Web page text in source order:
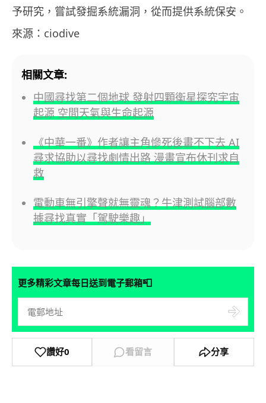
予研究，嘗試發掘系統漏洞，從而提供系統保安。
來源：ciodive
相關文章:
中國尋找第二個地球 發射四顆衛星探究宇宙
起源 空間天氣與生命起源
《中華一番》作者讓主角慘死後畫不下去 AI
尋求協助以尋找劇情出路 漫畫宣布休刊求自
救
電動車無引擎聲就無靈魂？牛津測試腦部數
據尋找真實「駕駛樂趣」
更多精彩文章每日送到電子郵箱📮
讚好0 看留言 分享